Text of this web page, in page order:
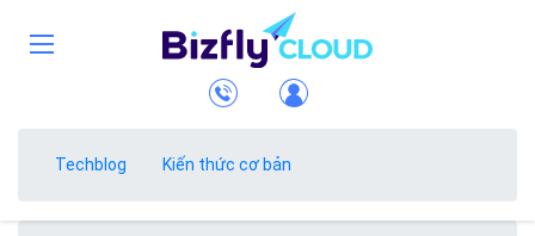
Techblog Kiến thức cơ bản